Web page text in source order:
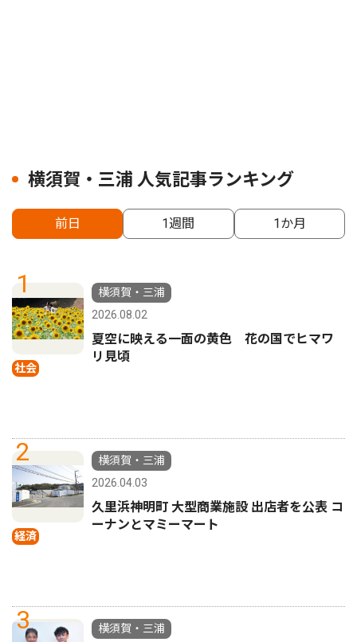
横須賀・三浦 人気記事ランキング
前日 1週間 1か月
1
社会
横須賀・三浦
2026.08.02
夏空に映える一面の黄色 花の国でヒマワ
リ見頃
2
経済
横須賀・三浦
2026.04.03
久里浜神明町 大型商業施設 出店者を公表 コ
ーナンとマミーマート
3
横須賀・三浦